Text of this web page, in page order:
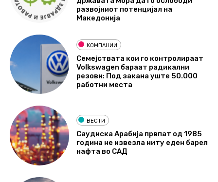
развојниот потенцијал на
Македонија
КОМПАНИИ
Семејствата кои го контролираат
Volkswagen бараат радикални
резови: Под закана уште 50.000
работни места
ВЕСТИ
Саудиска Арабија првпат од 1985
година не извезла ниту еден барел
нафта во САД